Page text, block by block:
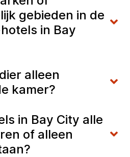
gebieden in de
in Bay
alleen
kamer?
in Bay City alle
of alleen